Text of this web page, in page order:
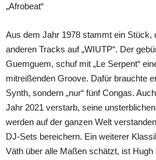
„Afrobeat“
Aus dem Jahr 1978 stammt ein Stück,
anderen Tracks auf „WIUTP“. Der
Guemguem, schuf mit „Le Serpent“
mitreißenden Groove. Dafür brauchte
Synth, sondern „nur“ fünf Congas.
Jahr 2021 verstarb, seine
werden auf der ganzen Welt
DJ-Sets bereichern. Ein weiterer
Väth über alle Maßen schätzt, ist Hugh